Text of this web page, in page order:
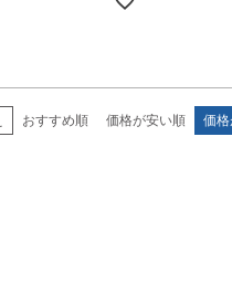
おすすめ順 価格が安い順 価